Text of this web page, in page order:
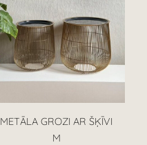
METĀLA GROZI AR ŠĶĪVI
M